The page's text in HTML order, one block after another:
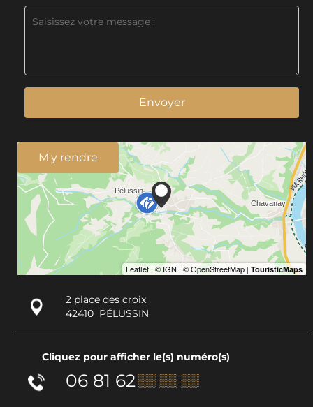
Envoyer
M'y rendre
2 place des croix
42410 PÉLUSSIN
Cliquez pour afficher le(s) numéro(s)
06 81 62▒▒ ▒▒ ▒▒